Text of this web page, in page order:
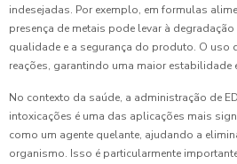
indesejadas. Por exemplo, em formulas
presença de metais pode levar à
qualidade e a segurança do produto. O uso
reações, garantindo uma maior
No contexto da saúde, a administração de
intoxicações é uma das aplicações mais
como um agente quelante, ajudando a
organismo. Isso é particularmente